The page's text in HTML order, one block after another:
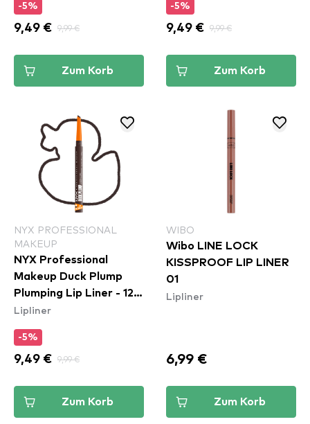
-5%
9,49 € 9,99 €
Zum Korb
-5%
9,49 € 9,99 €
Zum Korb
NYX PROFESSIONAL
MAKEUP
NYX Professional
Makeup Duck Plump
Plumping Lip Liner - 12
Double Dose
Lipliner
-5%
9,49 € 9,99 €
Zum Korb
WIBO
Wibo LINE LOCK
KISSPROOF LIP LINER
01
Lipliner
6,99 €
Zum Korb